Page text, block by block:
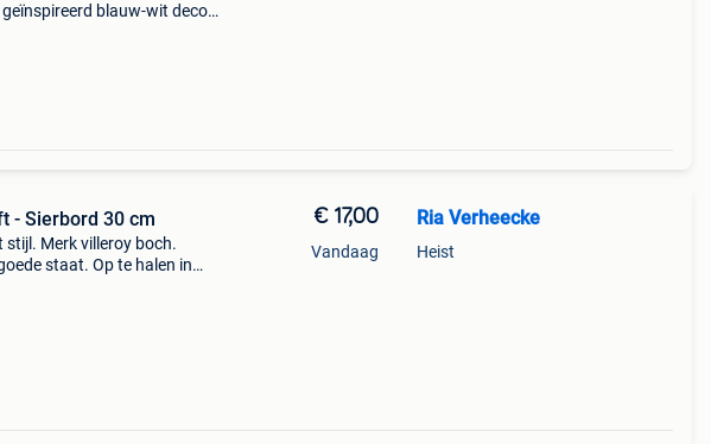
blauw-wit decor
- Sierbord 30 cm
Merk villeroy boch.
staat. Op te halen in
€ 17,00
Vandaag
Ria Verheecke
Heist